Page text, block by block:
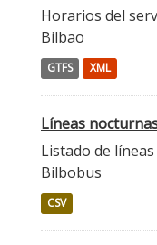
Horarios del
Bilbao
GTFS XML
Líneas
Listado de
Bilbobus
CSV